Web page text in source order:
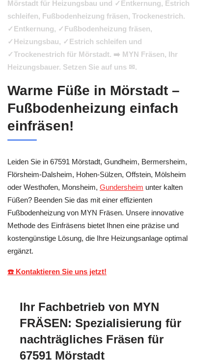
Mörstadt für Heizungsbau und ✓Entkernung, Estrich
schleifen, Fußbodenheizung fräsen, Trockenestrich.
✓Entkernung, ✓Fußbodenheizung fräsen,
✓Heizungsbau, ✓Estrich schleifen und
✓Trockenestrich für Mörstadt. ➡️ MYN Fräsen, Ihr
Heizungsbauer. Setzen Sie auf uns ✉.
Warme Füße in Mörstadt –
Fußbodenheizung einfach
einfräsen!
Leiden Sie in 67591 Mörstadt, Gundheim, Bermersheim,
Flörsheim-Dalsheim, Hohen-Sülzen, Offstein, Mölsheim
oder Westhofen, Monsheim, Gundersheim unter kalten
Füßen? Beenden Sie das mit einer effizienten
Fußbodenheizung von MYN Fräsen. Unsere innovative
Methode des Einfräsens bietet Ihnen eine präzise und
kostengünstige Lösung, die Ihre Heizungsanlage optimal
ergänzt.
☎️ Kontaktieren Sie uns jetzt!
Ihr Fachbetrieb von MYN
FRÄSEN: Spezialisierung für
nachträgliches Fräsen für
67591 Mörstadt